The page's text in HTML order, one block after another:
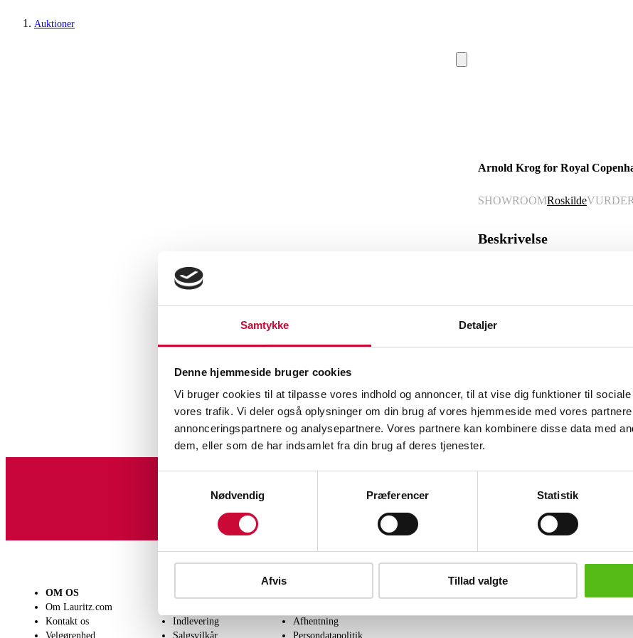
Samtykke Detaljer
Denne hjemmeside bruger cookies
Vi bruger cookies til at tilpasse vores indhold og annoncer, til at vise dig funktioner til
vores trafik. Vi deler også oplysninger om din brug af vores hjemmeside med vores
annonceringspartnere og analysepartnere. Vores partnere kan kombinere disse data med
dem, eller som de har indsamlet fra din brug af deres tjenester.
Nødvendig
Præferencer Statistik
Afvis Tillad valgte
Auktioner
Arnold Krog for Royal
SHOWROOMRoskilde
Beskrivelse
Denne vare er sat til omsalg under
Royal Copenhagen. 'Hvid Vifte'.
6 stk. flade tallerkener, Ø 22 cm, nr.
6 stk. flade tallerkener, Ø 22 cm, nr.
1 stk. kaffekande nr. 128, 2. sort.,
1 stk. ovalt fad L 38 cm x B 27 cm,
1 stk. skål, H. 11 cm., diam. 24 cm.,
Lignende varer
Tilmeld dig vores nyhedsbrev og modtag nyheder samt tilbud direkte i din email.
OM OS
Om Lauritz.com
Kontakt os
Velgørenhed
Indlevering
Salgsvilkår
Afhentning
Persondatapolitik